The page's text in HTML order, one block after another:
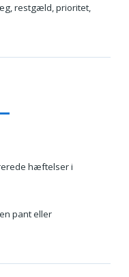
restgæld, prioritet,
hæftelser i
pant eller